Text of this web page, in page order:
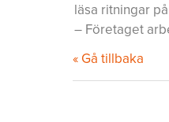
läsa ritningar
– Företaget
« Gå tillbaka